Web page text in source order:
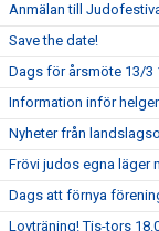
Anmälan till
Save the date!
Dags för årsmöte 13/3
Information inför
Nyheter från
Frövi judos egna läger
Dags att förnya
Lovträning! Tis-tors